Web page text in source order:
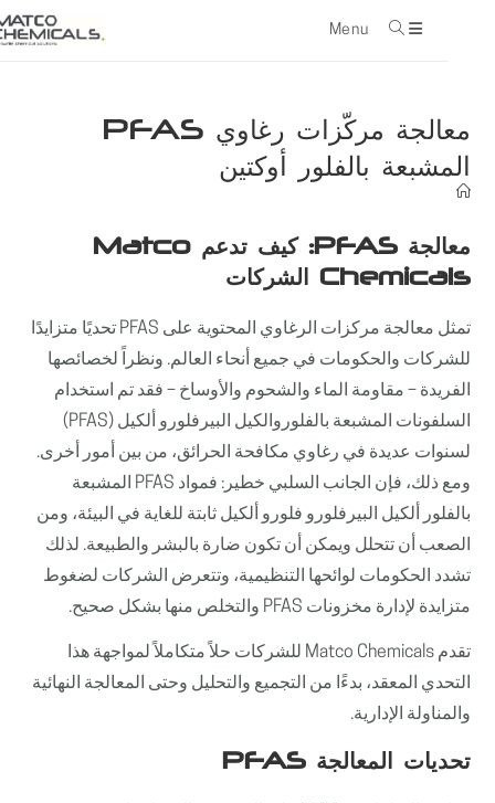
Menu
معالجة مركّزات رغاوي PFAS
المشبعة بالفلور أوكتين
معالجة PFAS: كيف تدعم Matco
Chemicals الشركات
تمثل معالجة مركزات الرغاوي المحتوية على PFAS تحديًا متزايدًا
للشركات والحكومات في جميع أنحاء العالم. ونظراً لخصائصها
الفريدة – مقاومة الماء والشحوم والأوساخ – فقد تم استخدام
السلفونات المشبعة بالفلوروالكيل البيرفلورو ألكيل (PFAS)
لسنوات عديدة في رغاوي مكافحة الحرائق، من بين أمور أخرى.
ومع ذلك، فإن الجانب السلبي خطير: فمواد PFAS المشبعة
بالفلور ألكيل البيرفلورو فلورو ألكيل ثابتة للغاية في البيئة، ومن
الصعب أن تتحلل ويمكن أن تكون ضارة بالبشر والطبيعة. لذلك
تشدد الحكومات لوائحها التنظيمية، وتتعرض الشركات لضغوط
متزايدة لإدارة مخزونات PFAS والتخلص منها بشكل صحيح.
تقدم Matco Chemicals للشركات حلاً متكاملاً لمواجهة هذا
التحدي المعقد، بدءًا من التجميع والتحليل وحتى المعالجة النهائية
والمناولة الإدارية.
تحديات المعالجة PFAS